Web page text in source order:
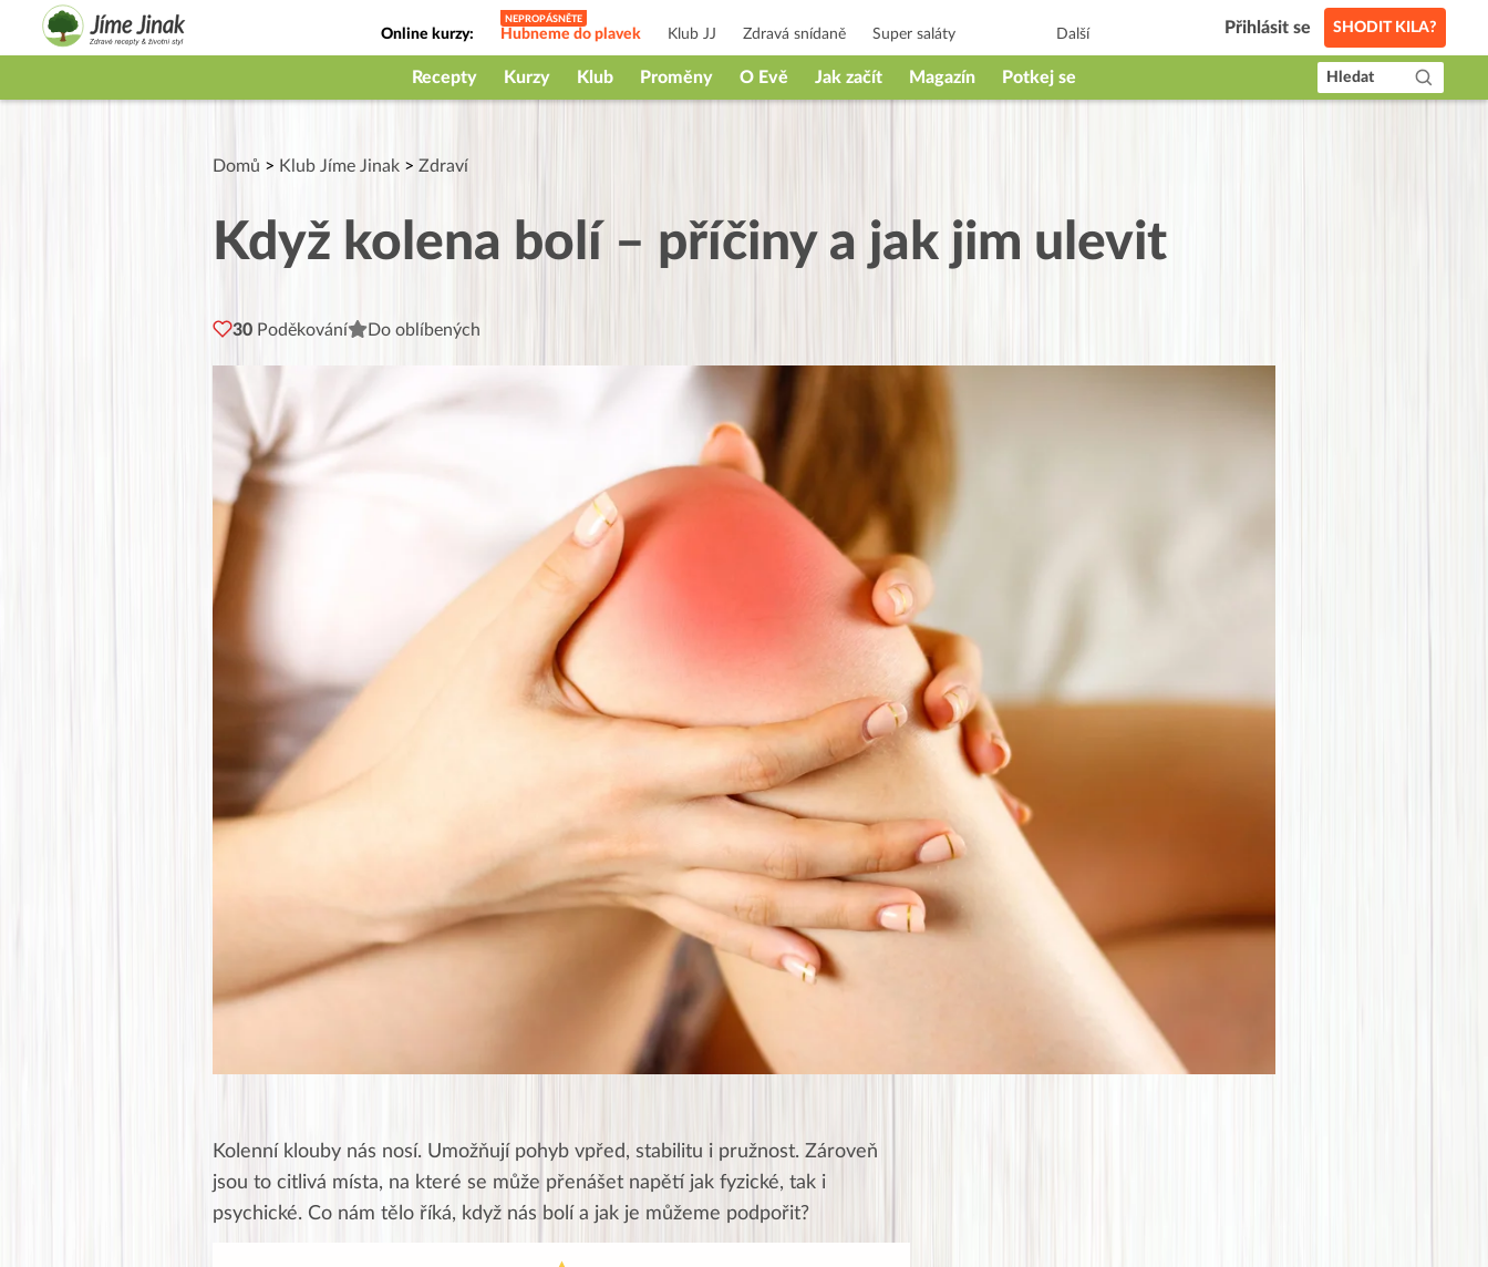
Online kurzy: Hubneme do plavek Klub JJ Zdravá snídaně Super saláty
Jak na babičky
Další Přihlásit se SHODIT KILA?
Recepty Kurzy Klub Proměny O Evě Jak začít Magazín Potkej se Hledat
Domů > Klub Jíme Jinak > Zdraví
Když kolena bolí – příčiny a jak jim ulevit
30 Poděkování Do oblíbených
Kolenní klouby nás nosí. Umožňují pohyb vpřed, stabilitu i pružnost. Zároveň
jsou to citlivá místa, na které se může přenášet napětí jak fyzické, tak i
psychické. Co nám tělo říká, když nás bolí a jak je můžeme podpořit?